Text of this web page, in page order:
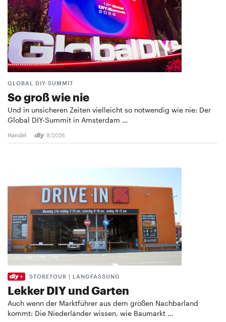
GLOBAL DIY-SUMMIT
So groß wie nie
Und in unsicheren Zeiten vielleicht so notwendig wie nie: Der
Global DIY-Summit in Amsterdam …
Handel 8/2026
STORETOUR | LANGFASSUNG
Lekker DIY und Garten
Auch wenn der Marktführer aus dem großen Nachbarland
kommt: Die Niederländer wissen, wie Baumarkt …